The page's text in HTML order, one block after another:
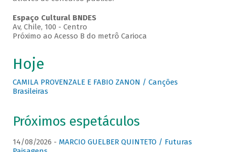
Espaço Cultural BNDES
Av, Chile, 100 - Centro
Próximo ao Acesso B do metrô Carioca
Hoje
CAMILA PROVENZALE E FABIO ZANON / Canções
Brasileiras
Próximos espetáculos
14/08/2026 - MARCIO GUELBER QUINTETO / Futuras